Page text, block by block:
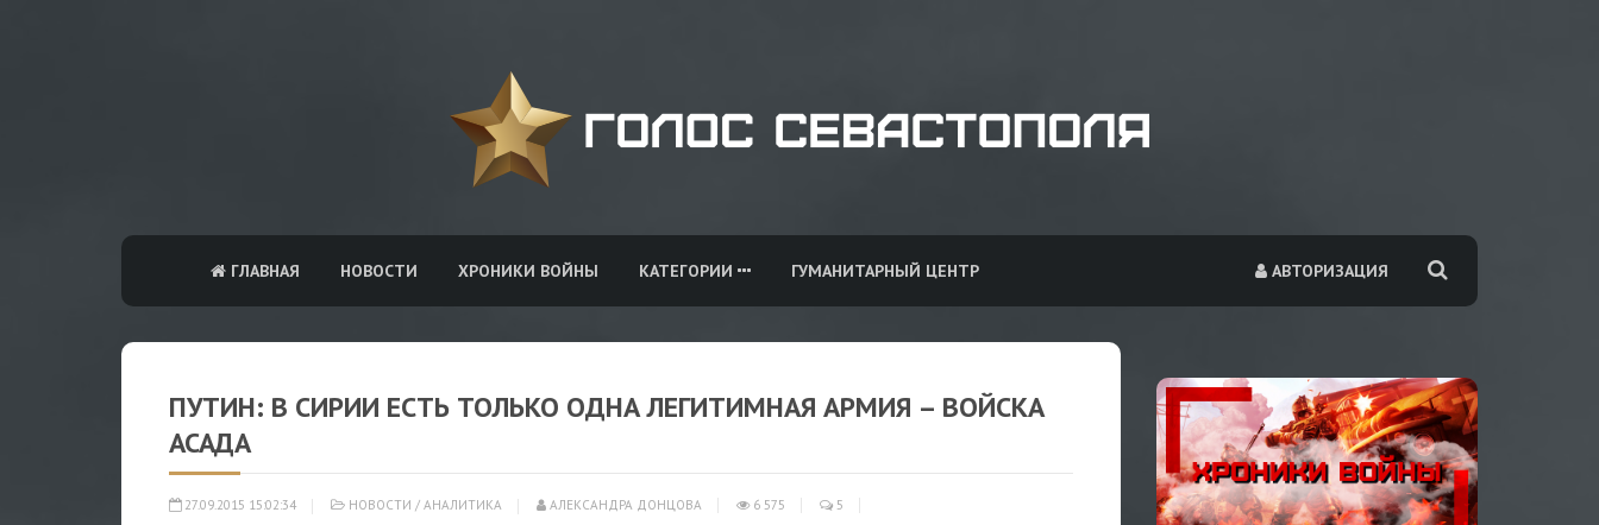
АВТОРИЗАЦИЯ
ГЛАВНАЯ НОВОСТИ ХРОНИКИ ВОЙНЫ КАТЕГОРИИ ГУМАНИТАРНЫЙ ЦЕНТР
ПУТИН: В СИРИИ ЕСТЬ ТОЛЬКО ОДНА ЛЕГИТИМНАЯ АРМИЯ – ВОЙСКА
АСАДА
27.09.2015 15:02:34 НОВОСТИ / АНАЛИТИКА АЛЕКСАНДРА ДОНЦОВА 6 575 5